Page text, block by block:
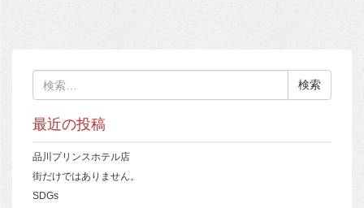
索:
最近の投稿
品川プリンスホテル店
街だけではありません。
SDGs